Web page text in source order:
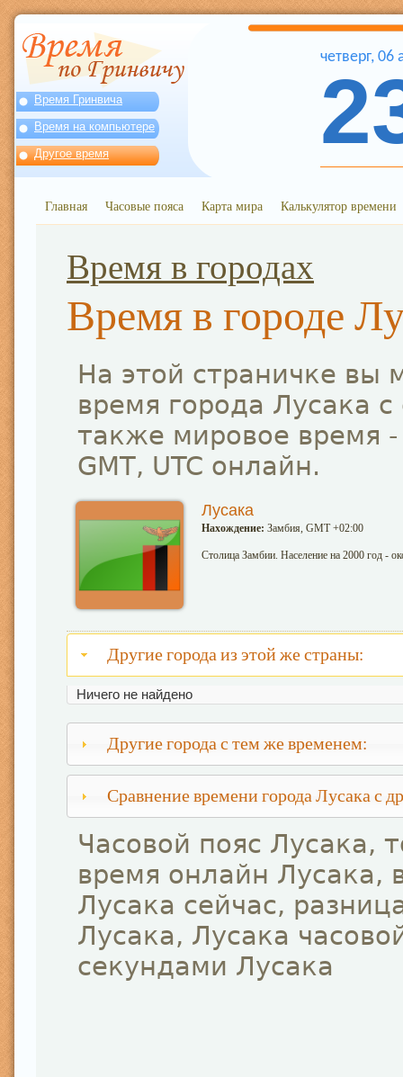
Время Гринвича
Время на компьютере
Другое время
четверг, 06
Главная Часовые пояса Карта мира Калькулятор времени
Время в городах
Время в городе
На этой страничке вы
время города Лусака
также мировое время
GMT, UTC онлайн.
Лусака
Нахождение: Замбия, GMT +02:00
Столица Замбии. Население на 2000 год -
Другие города из этой же страны:
Ничего не найдено
Другие города с тем же временем:
Сравнение времени города Лусака с
Часовой пояс Лусака,
время онлайн Лусака,
Лусака сейчас,
Лусака, Лусака
секундами Лусака